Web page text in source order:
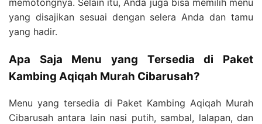
memotongnya. Selain itu, Anda juga bisa memilih menu
yang disajikan sesuai dengan selera Anda dan tamu
yang hadir.
Apa Saja Menu yang Tersedia di Paket
Kambing Aqiqah Murah Cibarusah?
Menu yang tersedia di Paket Kambing Aqiqah Murah
Cibarusah antara lain nasi putih, sambal, lalapan, dan